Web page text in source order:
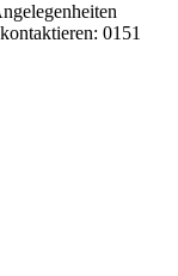
0151